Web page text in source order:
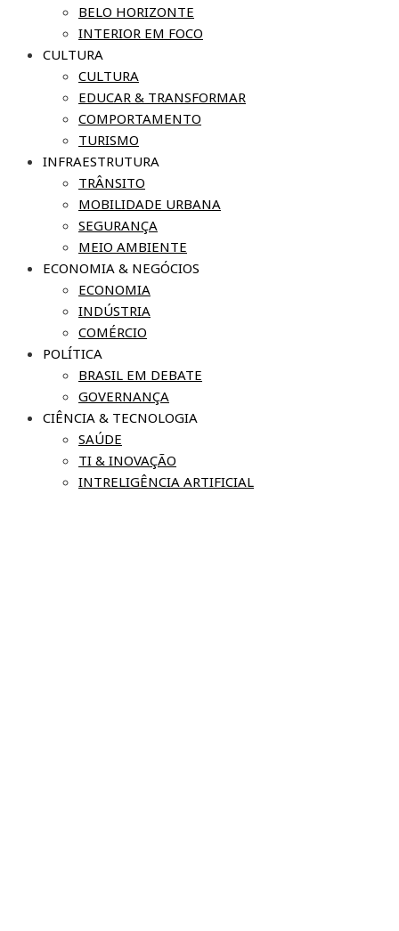
BELO HORIZONTE
INTERIOR EM FOCO
CULTURA
CULTURA
EDUCAR & TRANSFORMAR
COMPORTAMENTO
TURISMO
INFRAESTRUTURA
TRÂNSITO
MOBILIDADE URBANA
SEGURANÇA
MEIO AMBIENTE
ECONOMIA & NEGÓCIOS
ECONOMIA
INDÚSTRIA
COMÉRCIO
POLÍTICA
BRASIL EM DEBATE
GOVERNANÇA
CIÊNCIA & TECNOLOGIA
SAÚDE
TI & INOVAÇÃO
INTRELIGÊNCIA ARTIFICIAL